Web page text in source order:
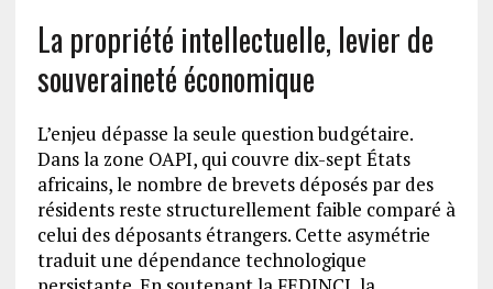
La propriété intellectuelle, levier de
souveraineté économique
L’enjeu dépasse la seule question budgétaire.
Dans la zone OAPI, qui couvre dix-sept États
africains, le nombre de brevets déposés par des
résidents reste structurellement faible comparé à
celui des déposants étrangers. Cette asymétrie
traduit une dépendance technologique